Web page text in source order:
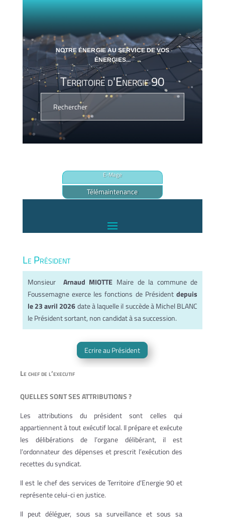
NOTRE ÉNERGIE AU SERVICE DE VOS
ÉNERGIES...
Territoire d'Energie 90
E-Mage
Télémaintenance
Le Président
Monsieur Arnaud MIOTTE Maire de la commune de
Foussemagne exerce les fonctions de Présidentdepuis
le 23 avril 2026date à laquelle il succède à Michel BLANC
le Président sortant, non candidat à sa succession.
Ecrire au Président
Le chef de l’executif
QUELLES SONT SES ATTRIBUTIONS ?
Les attributions du président sont celles qui
appartiennent à tout exécutif local. Il prépare et exécute
les délibérations de l’organe délibérant, il est
l’ordonnateur des dépenses et prescrit l’exécution des
recettes du syndicat.
Il est le chef des services de Territoire d’Energie 90 et
représente celui-ci en justice.
Il peut déléguer, sous sa surveillance et sous sa